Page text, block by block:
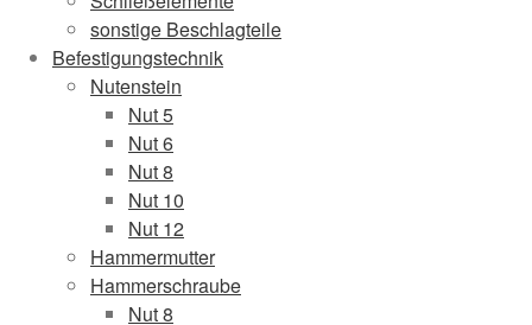
sonstige Beschlagteile
Befestigungstechnik
Nutenstein
Nut 5
Nut 6
Nut 8
Nut 10
Nut 12
Hammermutter
Hammerschraube
Nut 8